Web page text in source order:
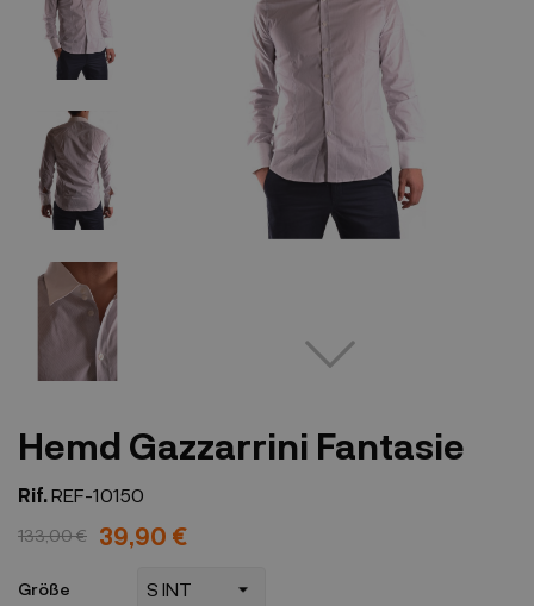
Hemd Gazzarrini Fantasie
Rif.REF-10150
133,00 € 39,90 €
Größe